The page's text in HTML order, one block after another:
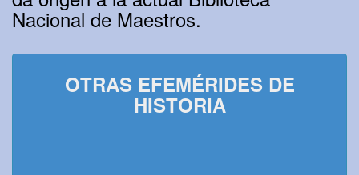
Nacional de Maestros.
OTRAS EFEMÉRIDES DE
HISTORIA